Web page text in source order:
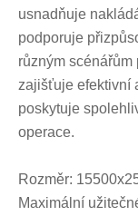
usnadňuje
podporuje
různým
zajišťuje efektivní
poskytuje
operace.
Rozměr:
Maximální